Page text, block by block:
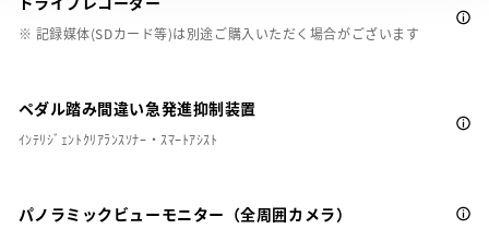
※ 記録媒体(SDカード等)は別途ご購入いただく場合がございます
ペダル踏み間違い急発進抑制装置
ｲﾝﾃﾘｼﾞｪﾝﾄｸﾘｱﾗﾝｽｿﾅｰ・ｽﾏｰﾄｱｼｽﾄ
パノラミックビューモニター（全周囲カメラ）